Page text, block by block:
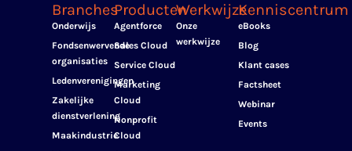
Branches
Onderwijs
Fondsenwervende
organisaties
Ledenverenigingen
Zakelijke
dienstverlening
Maakindustrie
Producten
Agentforce
Sales Cloud
Service Cloud
Marketing
Cloud
Nonprofit
Cloud
Werkwijze
Onze
werkwijze
Kenniscentrum
eBooks
Blog
Klant cases
Factsheet
Webinar
Events